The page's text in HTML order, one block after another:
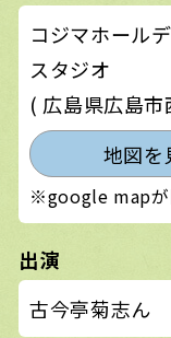
コジマホール
スタジオ
( 広島県広島
地図を
※google mapが
出演
古今亭菊志ん